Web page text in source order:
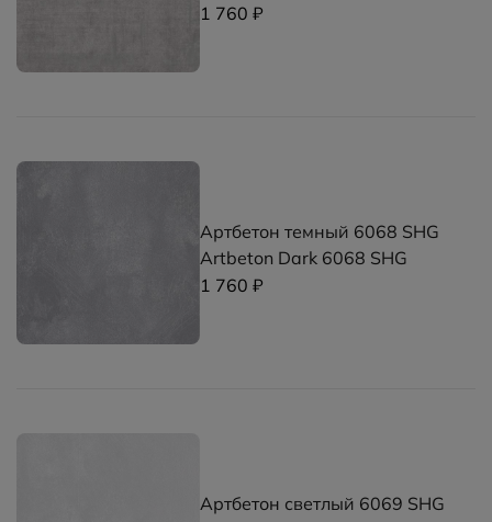
1 760 ₽
Артбетон темный 6068 SHG
Artbeton Dark 6068 SHG
1 760 ₽
Артбетон светлый 6069 SHG